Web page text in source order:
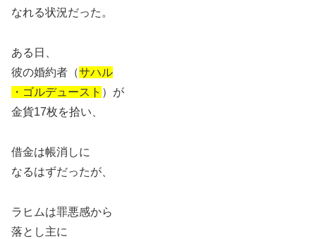
なれる状況だった。
ある日、
彼の婚約者（サハル
・ゴルデュースト ）が
金貨17枚を拾い、
借金は帳消しに
なるはずだったが、
ラヒムは罪悪感から
落とし主に